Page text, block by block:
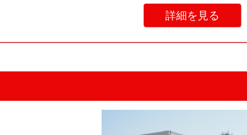
詳細を見る